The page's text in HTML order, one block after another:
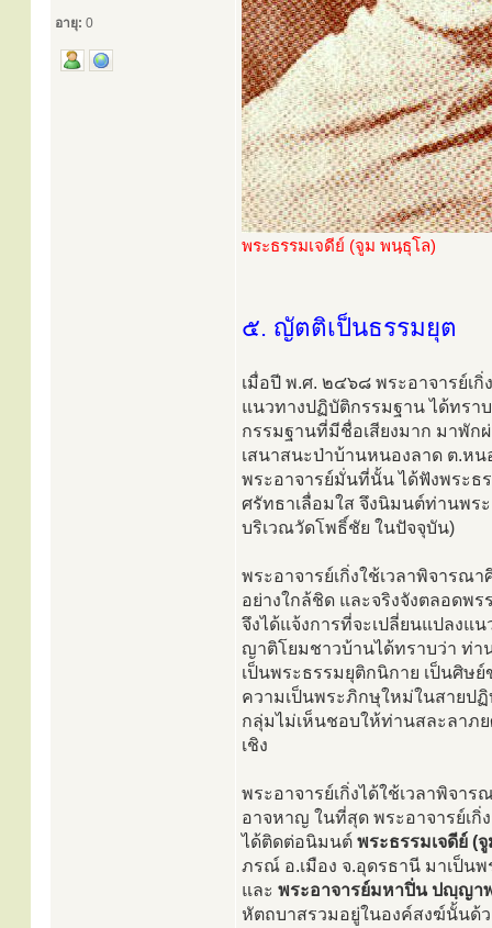
อายุ: 0
พระธรรมเจดีย์ (จูม พนฺธุโล)
๕. ญัตติเป็นธรรมยุต
เมื่อปี พ.ศ. ๒๔๖๘ พระอาจารย์เ
แนวทางปฏิบัติกรรมฐาน ได้ทรา
กรรมฐานที่มีชื่อเสียงมาก มาพัก
เสนาสนะป่าบ้านหนองลาด ต.หน
พระอาจารย์มั่นที่นั้น ได้ฟังพระธ
ศรัทธาเลื่อมใส จึงนิมนต์ท่านพร
บริเวณวัดโพธิ์ชัย ในปัจจุบัน)
พระอาจารย์เกิ่งใช้เวลาพิจารณ
อย่างใกล้ชิด และจริงจังตลอดพ
จึงได้แจ้งการที่จะเปลี่ยนแปลง
ญาติโยมชาวบ้านได้ทราบว่า ท่า
เป็นพระธรรมยุติกนิกาย เป็นศิษ
ความเป็นพระภิกษุใหม่ในสายป
กลุ่มไม่เห็นชอบให้ท่านสละลาภ
เชิง
พระอาจารย์เกิ่งได้ใช้เวลาพิจา
อาจหาญ ในที่สุด พระอาจารย์เ
ได้ติดต่อนิมนต์ พระธรรมเจดีย์ (
ภรณ์ อ.เมือง จ.อุดรธานี มาเป็น
และ พระอาจารย์มหาปิ่น ปญฺญา
หัตถบาสรวมอยู่ในองค์สงฆ์นั้นด้